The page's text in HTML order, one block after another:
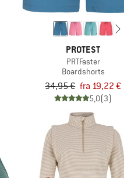
PROTEST
PRTFaster
Boardshorts
34,95 € fra 19,22 €
5,0(3)